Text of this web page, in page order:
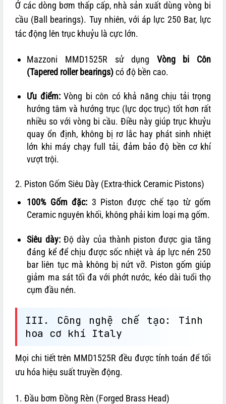
Ở các dòng bơm thấp cấp, nhà sản xuất dùng vòng bi
cầu (Ball bearings). Tuy nhiên, với áp lực 250 Bar, lực
tác động lên trục khuỷu là cực lớn.
Mazzoni MMD1525R sử dụng Vòng bi Côn
(Tapered roller bearings)có độ bền cao.
Ưu điểm:Vòng bi côn có khả năng chịu tải trọng
hướng tâm và hướng trục (lực dọc trục) tốt hơn rất
nhiều so với vòng bi cầu. Điều này giúp trục khuỷu
quay ổn định, không bị rơ lắc hay phát sinh nhiệt
lớn khi máy chạy full tải, đảm bảo độ bền cơ khí
vượt trội.
2. Piston Gốm Siêu Dày (Extra-thick Ceramic Pistons)
100% Gốm đặc: 3 Piston được chế tạo từ gốm
Ceramic nguyên khối, không phải kim loại mạ gốm.
Siêu dày:Độ dày của thành piston được gia tăng
đáng kể để chịu được sốc nhiệt và áp lực nén 250
bar liên tục mà không bị nứt vỡ. Piston gốm giúp
giảm ma sát tối đa với phớt nước, kéo dài tuổi thọ
cụm đầu nén.
III. Công nghệ chế tạo: Tinh
hoa cơ khí Italy
Mọi chi tiết trên MMD1525R đều được tính toán để tối
ưu hóa hiệu suất truyền động.
1. Đầu bơm Đồng Rèn (Forged Brass Head)